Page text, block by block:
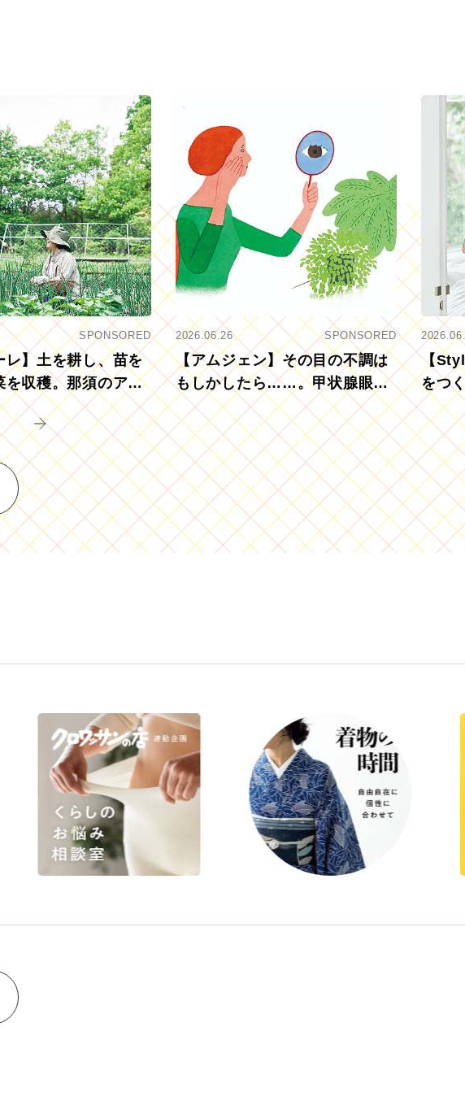
SPONSORED
レ】土を耕し、苗を
を収穫。那須のアグ
モを体験
2026.06.26 SPONSORED
【アムジェン】その目の不調は
もしかしたら……。甲状腺眼症
を知っていますか？
【
をつ